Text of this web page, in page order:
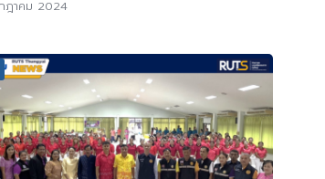
ฎาคม 2024